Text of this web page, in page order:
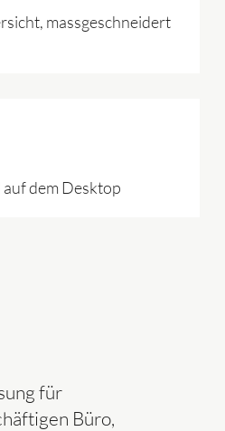
massgeschneidert
dem Desktop
für
Büro,